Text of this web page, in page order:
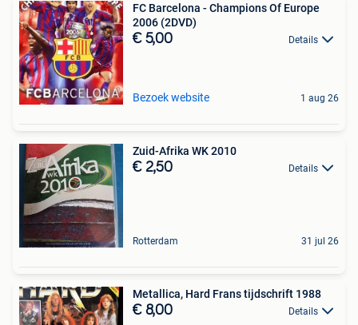
FC Barcelona - Champions Of Europe
2006 (2DVD)
€ 5,00 Details
Bezoek website 1 aug 26
Zuid-Afrika WK 2010
€ 2,50 Details
Rotterdam 31 jul 26
Metallica, Hard Frans tijdschrift 1988
€ 8,00 Details